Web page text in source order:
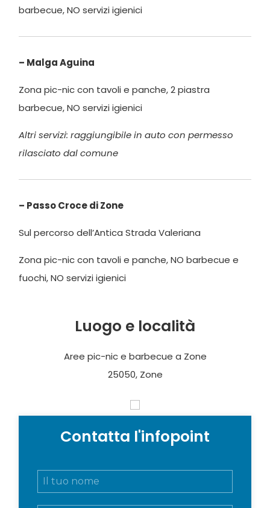
barbecue, NO servizi igienici
– Malga Aguina
Zona pic-nic con tavoli e panche, 2 piastra
barbecue, NO servizi igienici
Altri servizi: raggiungibile in auto con permesso
rilasciato dal comune
– Passo Croce di Zone
Sul percorso dell’Antica Strada Valeriana
Zona pic-nic con tavoli e panche, NO barbecue e
fuochi, NO servizi igienici
Luogo e località
Aree pic-nic e barbecue a Zone
25050, Zone
Contatta l'infopoint
N